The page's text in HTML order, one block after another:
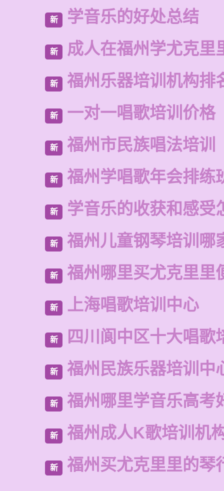
新 学音乐的好处总结
新 成人在福州学尤克里
新 福州乐器培训机构排
新 一对一唱歌培训价格
新 福州市民族唱法培训
新 福州学唱歌年会排练
新 学音乐的收获和感受
新 福州儿童钢琴培训哪
新 福州哪里买尤克里里
新 上海唱歌培训中心
新 四川阆中区十大唱歌
新 福州民族乐器培训中
新 福州哪里学音乐高考
新 福州成人K歌培训机
新 福州买尤克里里的琴